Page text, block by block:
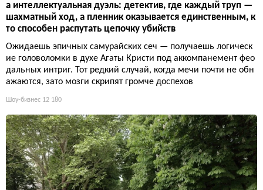
а интеллектуальная дуэль: детектив, где каждый труп —
шахматный ход, а пленник оказывается единственным, к
то способен распутать цепочку убийств
Ожидаешь эпичных самурайских сеч — получаешь логическ
ие головоломки в духе Агаты Кристи под аккомпанемент фео
дальных интриг. Тот редкий случай, когда мечи почти не обн
ажаются, зато мозги скрипят громче доспехов
Шоу-бизнес 12 180